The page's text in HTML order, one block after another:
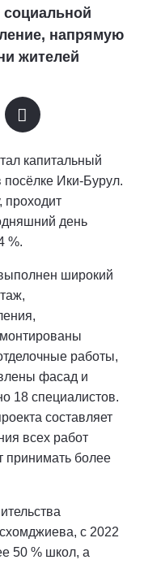
социальной
напрямую
жителей
капитальный
Ики‑Бурул.
проходит
день
%.
широкий
работы,
фасад и
18 специалистов.
составляет
всех работ
принимать более
с 2022
50 % школ, а